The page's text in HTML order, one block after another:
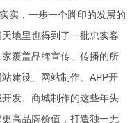
实，一步一个脚印的发展的
地里也得到了一批忠实客
覆盖品牌宣传、传播的所
建设、网站制作、APP开
发、商城制作的这些年头
高品牌价值，打造独一无